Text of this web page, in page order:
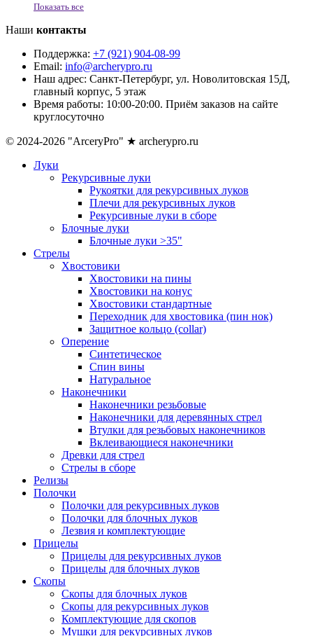
Показать все
Наши контакты
Поддержка: +7 (921) 904-08-99
Email: info@archerypro.ru
Наш адрес: Санкт-Петербург, ул. Новолитовская 15Д,
главный корпус, 5 этаж
Время работы: 10:00-20:00. Приём заказов на сайте
круглосуточно
© 2024-2026 "ArceryPro" ★ archerypro.ru
Луки
Рекурсивные луки
Рукоятки для рекурсивных луков
Плечи для рекурсивных луков
Рекурсивные луки в сборе
Блочные луки
Блочные луки >35"
Стрелы
Хвостовики
Хвостовики на пины
Хвостовики на конус
Хвостовики стандартные
Переходник для хвостовика (пин нок)
Защитное кольцо (collar)
Оперение
Синтетическое
Спин вины
Натуральное
Наконечники
Наконечники резьбовые
Наконечники для деревянных стрел
Втулки для резьбовых наконечников
Вклеивающиеся наконечники
Древки для стрел
Стрелы в сборе
Релизы
Полочки
Полочки для рекурсивных луков
Полочки для блочных луков
Лезвия и комплектующие
Прицелы
Прицелы для рекурсивных луков
Прицелы для блочных луков
Скопы
Скопы для блочных луков
Скопы для рекурсивных луков
Комплектующие для скопов
Мушки для рекурсивных луков